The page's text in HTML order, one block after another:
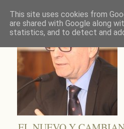
This site uses cookies from
are shared with Google along
statistics, and to detect and